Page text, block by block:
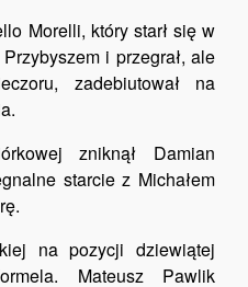
Morelli, który starł się w
i przegrał, ale
zadebiutował na
zniknął Damian
starcie z Michałem
na pozycji dziewiątej
Mateusz Pawlik